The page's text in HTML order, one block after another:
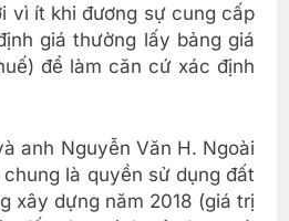
vì ít khi đương sự cung cấp
giá thường lấy bảng giá
để làm căn cứ xác định
anh Nguyễn Văn H. Ngoài
là quyền sử dụng đất
xây dựng năm 2018 (giá trị